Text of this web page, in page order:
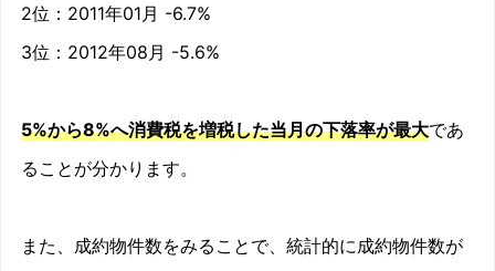
2010/03 9%
2010/05 -3.1%
2位：2011年01月 -6.7%
3位：2012年08月 -5.6%
5%から8%へ消費税を増税した当月の下落率が最大であ
ることが分かります。
また、成約物件数をみることで、統計的に成約物件数が